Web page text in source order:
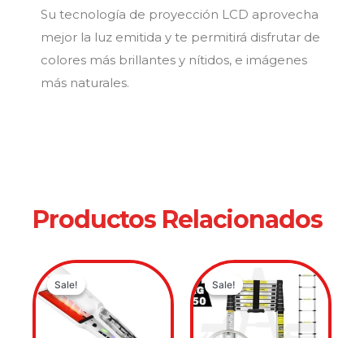
Su tecnología de proyección LCD aprovecha
mejor la luz emitida y te permitirá disfrutar de
colores más brillantes y nítidos, e imágenes
más naturales.
Productos Relacionados
Sale!
Sale!
Original
price
$249,900.00.
Current
price
$159,900.00.
Sale!
Sale!
Original
price
was:
Current
price
is: